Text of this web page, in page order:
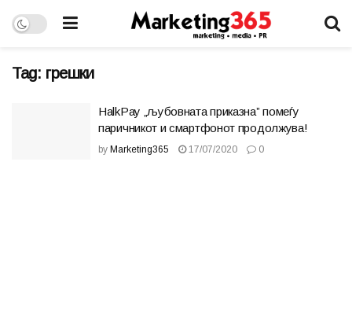
Tag: грешки
HalkPay „љубовната приказна” помеѓу
паричникот и смартфонот продолжува!
by Marketing365 17/07/2020 0